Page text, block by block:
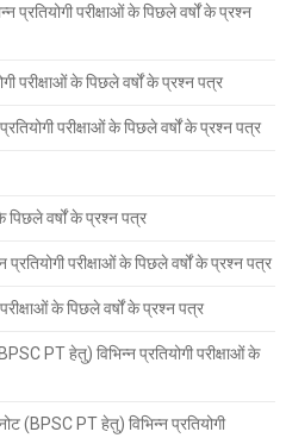
प्रतियोगी परीक्षाओं के पिछले वर्षों के प्रश्न
परीक्षाओं के पिछले वर्षों के प्रश्न पत्र
परीक्षाओं के पिछले वर्षों के प्रश्न पत्र
पिछले वर्षों के प्रश्न पत्र
परीक्षाओं के पिछले वर्षों के प्रश्न पत्र
के पिछले वर्षों के प्रश्न पत्र
PT हेतु) विभिन्न प्रतियोगी परीक्षाओं के
(BPSC PT हेतु) विभिन्न प्रतियोगी